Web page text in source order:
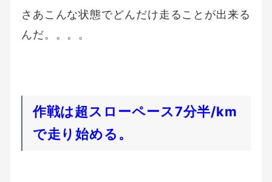
さあこんな状態でどんだけ走ることが出来る
んだ。。。。
作戦は超スローペース7分半/km
で走り始める。